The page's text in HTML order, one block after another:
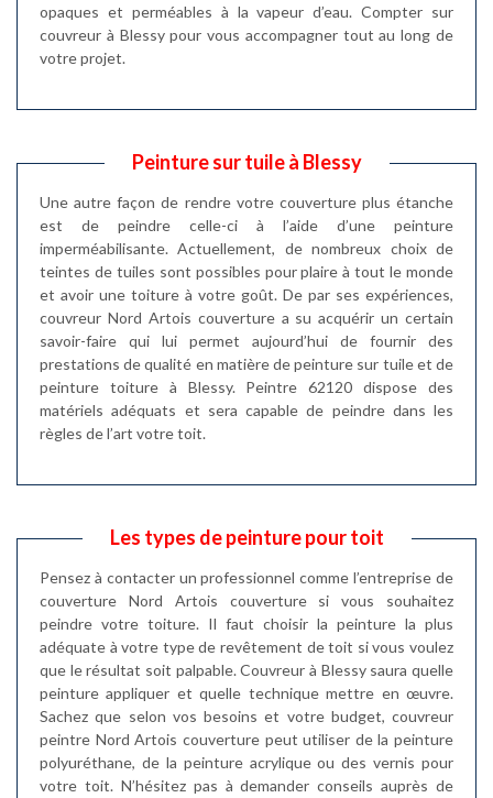
opaques et perméables à la vapeur d’eau. Compter sur
couvreur à Blessy pour vous accompagner tout au long de
votre projet.
Peinture sur tuile à Blessy
Une autre façon de rendre votre couverture plus étanche
est de peindre celle-ci à l’aide d’une peinture
imperméabilisante. Actuellement, de nombreux choix de
teintes de tuiles sont possibles pour plaire à tout le monde
et avoir une toiture à votre goût. De par ses expériences,
couvreur Nord Artois couverture a su acquérir un certain
savoir-faire qui lui permet aujourd’hui de fournir des
prestations de qualité en matière de peinture sur tuile et de
peinture toiture à Blessy. Peintre 62120 dispose des
matériels adéquats et sera capable de peindre dans les
règles de l’art votre toit.
Les types de peinture pour toit
Pensez à contacter un professionnel comme l’entreprise de
couverture Nord Artois couverture si vous souhaitez
peindre votre toiture. Il faut choisir la peinture la plus
adéquate à votre type de revêtement de toit si vous voulez
que le résultat soit palpable. Couvreur à Blessy saura quelle
peinture appliquer et quelle technique mettre en œuvre.
Sachez que selon vos besoins et votre budget, couvreur
peintre Nord Artois couverture peut utiliser de la peinture
polyuréthane, de la peinture acrylique ou des vernis pour
votre toit. N’hésitez pas à demander conseils auprès de